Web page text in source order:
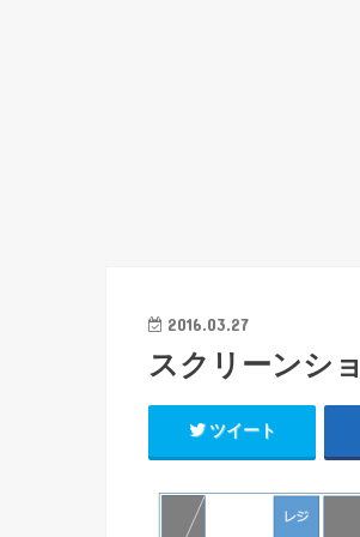
2016.03.27
スクリーンシ
ツイート